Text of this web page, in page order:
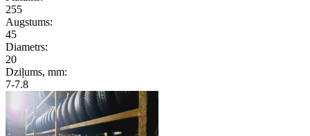
255
Augstums:
45
Diametrs:
20
Dziļums, mm:
7-7.8